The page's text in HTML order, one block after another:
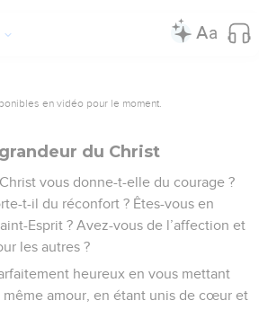
en vidéo pour le moment.
du Christ
vous donne-t-elle du courage ?
t-il du réconfort ? Êtes-vous en
Esprit ? Avez-vous de l’affection et
les autres ?
heureux en vous mettant
même amour, en étant unis de cœur et